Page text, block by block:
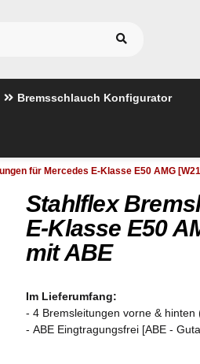
Bremsschlauch Konfigurator
für Mercedes E-Klasse E50 AMG
Stahlflex
E-Klasse E50
mit ABE
Im Lieferumfang:
- 4 Bremsleitungen vorne & hinten
- ABE Eingtragungsfrei [ABE -